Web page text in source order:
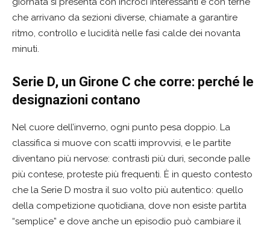
che arrivano da sezioni diverse, chiamate a garantire
ritmo, controllo e lucidità nelle fasi calde dei novanta
minuti.
Serie D, un Girone C che corre: perché le
designazioni contano
Nel cuore dell’inverno, ogni punto pesa doppio. La
classifica si muove con scatti improvvisi, e le partite
diventano più nervose: contrasti più duri, seconde palle
più contese, proteste più frequenti. È in questo contesto
che la Serie D mostra il suo volto più autentico: quello
della competizione quotidiana, dove non esiste partita
“semplice” e dove anche un episodio può cambiare il